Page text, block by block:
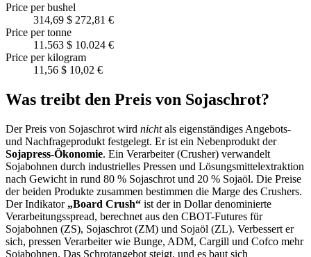
Price per bushel
314,69 $ 272,81 €
Price per tonne
11.563 $ 10.024 €
Price per kilogram
11,56 $ 10,02 €
Was treibt den Preis von Sojaschrot?
Der Preis von Sojaschrot wird nichtals eigenständiges Angebots-
und Nachfrageprodukt festgelegt. Er ist ein Nebenprodukt der
Sojapress-Ökonomie. Ein Verarbeiter (Crusher) verwandelt
Sojabohnen durch industrielles Pressen und Lösungsmittelextraktion
nach Gewicht in rund 80 % Sojaschrot und 20 % Sojaöl. Die Preise
der beiden Produkte zusammen bestimmen die Marge des Crushers.
Der Indikator „Board Crush“ ist der in Dollar denominierte
Verarbeitungsspread, berechnet aus den CBOT-Futures für
Sojabohnen (ZS), Sojaschrot (ZM) und Sojaöl (ZL). Verbessert er
sich, pressen Verarbeiter wie Bunge, ADM, Cargill und Cofco mehr
Sojabohnen. Das Schrotangebot steigt, und es baut sich